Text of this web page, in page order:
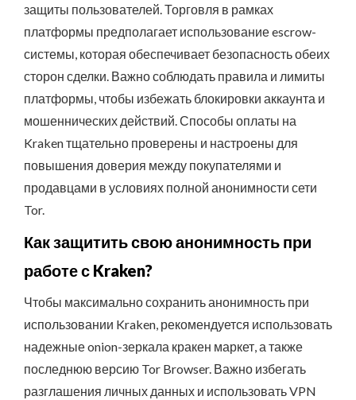
защиты пользователей. Торговля в рамках
платформы предполагает использование escrow-
системы, которая обеспечивает безопасность обеих
сторон сделки. Важно соблюдать правила и лимиты
платформы, чтобы избежать блокировки аккаунта и
мошеннических действий. Способы оплаты на
Kraken тщательно проверены и настроены для
повышения доверия между покупателями и
продавцами в условиях полной анонимности сети
Tor.
Как защитить свою анонимность при
работе с Kraken?
Чтобы максимально сохранить анонимность при
использовании Kraken, рекомендуется использовать
надежные onion-зеркала кракен маркет, а также
последнюю версию Tor Browser. Важно избегать
разглашения личных данных и использовать VPN